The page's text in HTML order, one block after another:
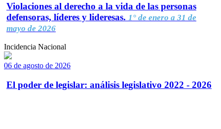
Violaciones al derecho a la vida de las personas
defensoras, líderes y lideresas. 1° de enero a 31 de
mayo de 2026
Incidencia Nacional
06 de agosto de 2026
El poder de legislar: análisis legislativo 2022 - 2026